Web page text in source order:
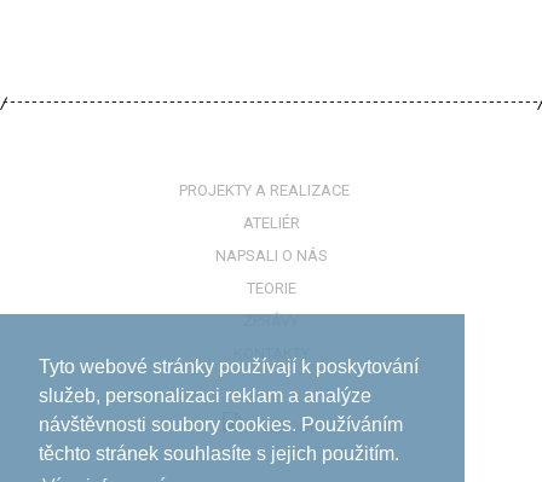
Tyto webové stránky používají k poskytování
služeb, personalizaci reklam a analýze
návštěvnosti soubory cookies. Používáním
těchto stránek souhlasíte s jejich použitím.
PROJEKTY A REALIZACE
ATELIÉR
NAPSALI O NÁS
TEORIE